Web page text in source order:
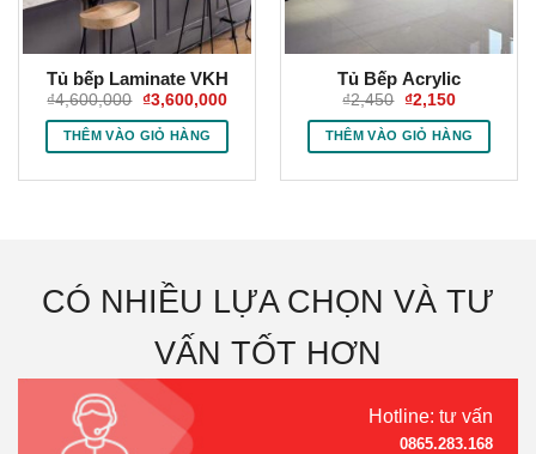
Tủ bếp Laminate VKH
₫4,600,000 Giá
gốc
là:
₫4,600,000.
₫3,600,000Giá
tại
THÊM VÀO GIỎ HÀNG
Tủ Bếp Acrylic
₫2,450 Giá
gốc
là:
₫2,450.
₫2,150Giá
tại
là:
THÊM VÀO GIỎ HÀNG
CÓ NHIỀU LỰA CHỌN VÀ TƯ
VẤN TỐT HƠN
Hotline: tư vấn
0865.283.168